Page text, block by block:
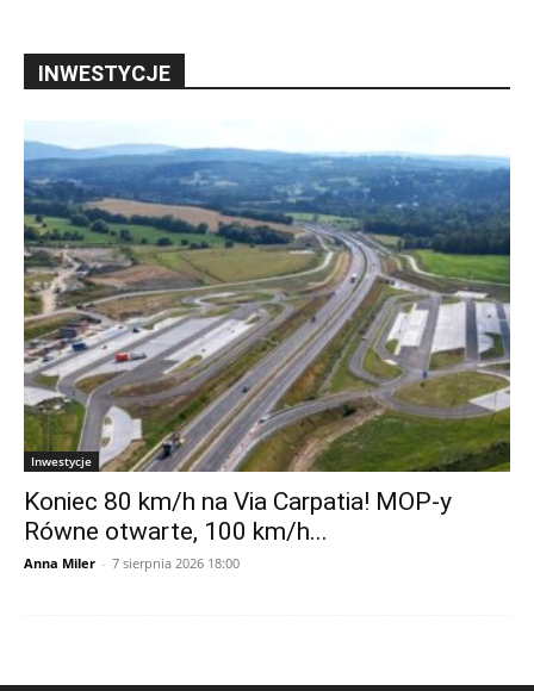
INWESTYCJE
Inwestycje
Koniec 80 km/h na Via Carpatia! MOP-y
Równe otwarte, 100 km/h...
Anna Miler - 7 sierpnia 2026 18:00